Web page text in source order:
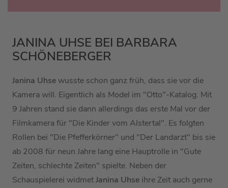
JANINA UHSE BEI BARBARA
SCHÖNEBERGER
Janina Uhsewusste schon ganz früh, dass sie vor die
Kamera will. Eigentlich als Model im "Otto"-Katalog. Mit
9 Jahren stand sie dann allerdings das erste Mal vor der
Filmkamera für "Die Kinder vom Alstertal". Es folgten
Rollen bei "Die Pfefferkörner" und "Der Landarzt" bis sie
ab 2008 für neun Jahre lang eine Hauptrolle in "Gute
Zeiten, schlechte Zeiten" spielte. Neben der
Schauspielerei widmetJanina Uhse ihre Zeit auch gerne